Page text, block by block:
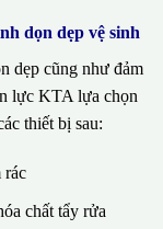
dọn dẹp vệ sinh
dẹp cũng như đảm
lực KTA lựa chọn
thiết bị sau:
rác
chất tẩy rửa